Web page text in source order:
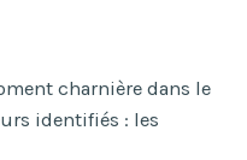
charnière dans le
identifiés : les